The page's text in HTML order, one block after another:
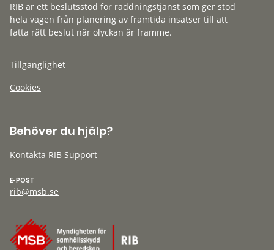
RIB är ett beslutsstöd för räddningstjänst som ger stöd
hela vägen från planering av framtida insatser till att
fatta rätt beslut när olyckan är framme.
Tillgänglighet
Cookies
Behöver du hjälp?
Kontakta RIB Support
E-POST
rib@msb.se